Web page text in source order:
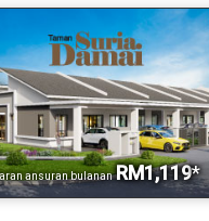
ansuran bulanan RM1,119*